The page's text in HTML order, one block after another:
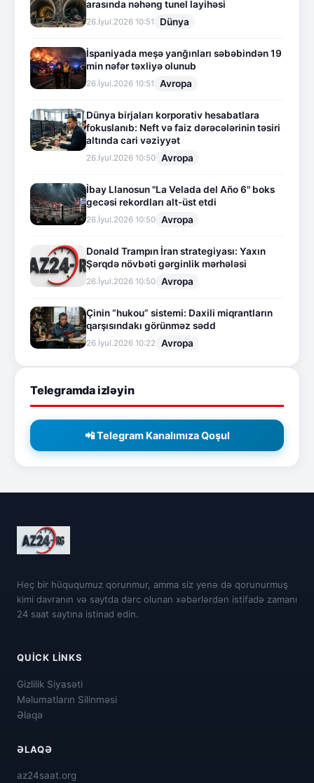
arasında nəhəng tunel layihəsi
26.İyul.2026 10:51 Dünya
İspaniyada meşə yanğınları səbəbindən 19
min nəfər təxliyə olunub
26.İyul.2026 10:51 Avropa
Dünya birjaları korporativ hesabatlara
fokuslanıb: Neft və faiz dərəcələrinin təsiri
altında cari vəziyyət
26.İyul.2026 10:50 Avropa
İbay Llanosun "La Velada del Año 6" boks
gecəsi rekordları alt-üst etdi
26.İyul.2026 10:50 Avropa
Donald Trampın İran strategiyası: Yaxın
Şərqdə növbəti gərginlik mərhələsi
26.İyul.2026 10:50 Avropa
Çinin “hukou” sistemi: Daxili miqrantların
qarşısındakı görünməz sədd
26.İyul.2026 10:22 Avropa
Telegramda izləyin
📲 Telegram Kanalımıza Qoşul
Heç bir hüququmuz qorunmur, amma siz yenə də qorunurmuş
kimi davranın və saytda dərc olunan xəbərlərdən istifadə zamanı
24 saat saytına istinad edin.
QUICK LINKS
Gizlilik Siyasəti
Məlumatların Silinməsi
Əlaqə
ƏLAQƏ
az24saat.org